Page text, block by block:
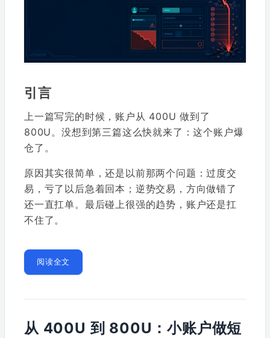
引言
上一篇写完的时候，账户从 400U 做到了
800U。没想到第三篇这么快就来了：这个账户爆
仓了。
原因其实很简单，还是以前那两个问题：过度交
易，亏了以后急着回本；逆势交易，方向做错了
还一直扛单。最后碰上很强的趋势，账户还是扛
不住了。
阅读全文
从 400U 到 800U：小账户做短